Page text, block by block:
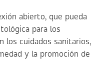
abierto, que pueda
para los
los cuidados sanitarios,
y la promoción de